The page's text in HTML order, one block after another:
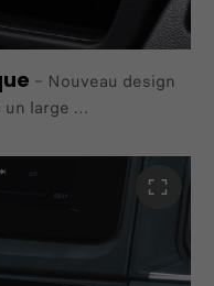
– Nouveau design
large
ventilation. Le
et une nouvelle
performances de